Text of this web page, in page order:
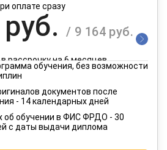
оплате сразу
/ 9 164 руб.
рассрочку на 6 месяцев
руб.
рассрочку на 12 месяцев
обучения, без возможности
документов после
- 14 календарных дней
об обучении в ФИС ФРДО - 30
с даты выдачи диплома